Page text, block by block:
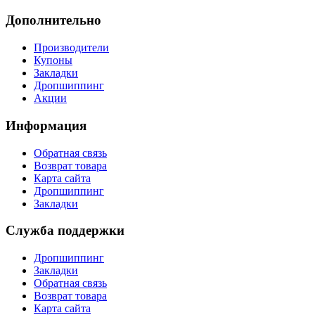
Дополнительно
Производители
Купоны
Закладки
Дропшиппинг
Акции
Информация
Обратная связь
Возврат товара
Карта сайта
Дропшиппинг
Закладки
Служба поддержки
Дропшиппинг
Закладки
Обратная связь
Возврат товара
Карта сайта